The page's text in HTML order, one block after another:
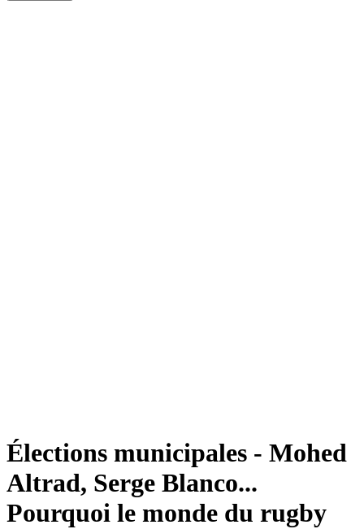
Élections municipales - Mohed
Altrad, Serge Blanco...
Pourquoi le monde du rugby